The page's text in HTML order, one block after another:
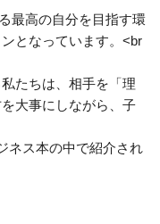
最高の自分を目指す環
となっています。<br
たちは、相手を「理
大事にしながら、子
ネス本の中で紹介され